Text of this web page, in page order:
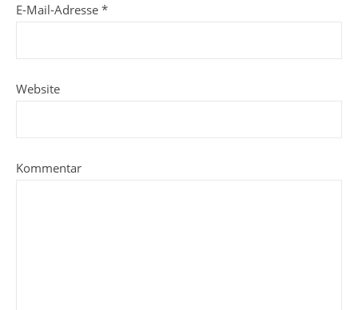
E-Mail-Adresse *
Website
Kommentar